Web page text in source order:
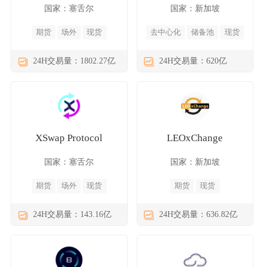
国家：塞舌尔
期货 场外 现货
24H交易量：1802.27亿
国家：新加坡
去中心化 储备池 现货
24H交易量：620亿
XSwap Protocol
国家：塞舌尔
期货 场外 现货
24H交易量：143.16亿
LEOxChange
国家：新加坡
期货 现货
24H交易量：636.82亿